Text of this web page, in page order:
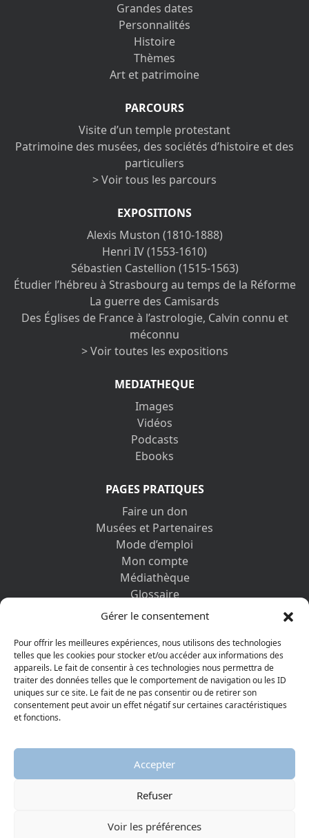
Gérer le consentement
Pour offrir les meilleures expériences, nous utilisons des technologies
telles que les cookies pour stocker et/ou accéder aux informations des
appareils. Le fait de consentir à ces technologies nous permettra de
traiter des données telles que le comportement de navigation ou les ID
uniques sur ce site. Le fait de ne pas consentir ou de retirer son
consentement peut avoir un effet négatif sur certaines caractéristiques
et fonctions.
Accepter
Refuser
Voir les préférences
Grandes dates
Personnalités
Histoire
Thèmes
Art et patrimoine
PARCOURS
Visite d’un temple protestant
Patrimoine des musées, des sociétés d’histoire et des
particuliers
> Voir tous les parcours
EXPOSITIONS
Alexis Muston (1810-1888)
Henri IV (1553-1610)
Sébastien Castellion (1515-1563)
Étudier l’hébreu à Strasbourg au temps de la Réforme
La guerre des Camisards
Des Églises de France à l’astrologie, Calvin connu et
méconnu
> Voir toutes les expositions
MEDIATHEQUE
Images
Vidéos
Podcasts
Ebooks
PAGES PRATIQUES
Faire un don
Musées et Partenaires
Mode d’emploi
Mon compte
Médiathèque
Glossaire
Contactez-nous
Vos informations personnelles et cookies
DÉCOUVRIR AUSSI
© 2026 Musée protestant